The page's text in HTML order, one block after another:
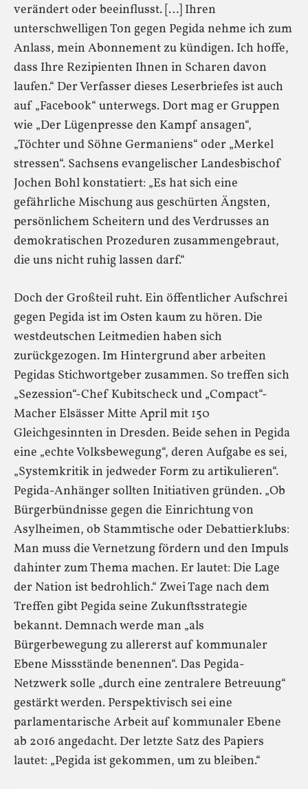
verändert oder beeinflusst. […] Ihren
unterschwelligen Ton gegen Pegida nehme ich zum
Anlass, mein Abonnement zu kündigen. Ich hoffe,
dass Ihre Rezipienten Ihnen in Scharen davon
laufen.“ Der Verfasser dieses Leserbriefes ist auch
auf „Facebook“ unterwegs. Dort mag er Gruppen
wie „Der Lügenpresse den Kampf ansagen“,
„Töchter und Söhne Germaniens“ oder „Merkel
stressen“. Sachsens evangelischer Landesbischof
Jochen Bohl konstatiert: „Es hat sich eine
gefährliche Mischung aus geschürten Ängsten,
persönlichem Scheitern und des Verdrusses an
demokratischen Prozeduren zusammengebraut,
die uns nicht ruhig lassen darf.“
Doch der Großteil ruht. Ein öffentlicher Aufschrei
gegen Pegida ist im Osten kaum zu hören. Die
westdeutschen Leitmedien haben sich
zurückgezogen. Im Hintergrund aber arbeiten
Pegidas Stichwortgeber zusammen. So treffen sich
„Sezession“-Chef Kubitscheck und „Compact“-
Macher Elsässer Mitte April mit 150
Gleichgesinnten in Dresden. Beide sehen in Pegida
eine „echte Volksbewegung“, deren Aufgabe es sei,
„Systemkritik in jedweder Form zu artikulieren“.
Pegida-Anhänger sollten Initiativen gründen. „Ob
Bürgerbündnisse gegen die Einrichtung von
Asylheimen, ob Stammtische oder Debattierklubs:
Man muss die Vernetzung fördern und den Impuls
dahinter zum Thema machen. Er lautet: Die Lage
der Nation ist bedrohlich.“ Zwei Tage nach dem
Treffen gibt Pegida seine Zukunftsstrategie
bekannt. Demnach werde man „als
Bürgerbewegung zu allererst auf kommunaler
Ebene Missstände benennen“. Das Pegida-
Netzwerk solle „durch eine zentralere Betreuung“
gestärkt werden. Perspektivisch sei eine
parlamentarische Arbeit auf kommunaler Ebene
ab 2016 angedacht. Der letzte Satz des Papiers
lautet: „Pegida ist gekommen, um zu bleiben.“